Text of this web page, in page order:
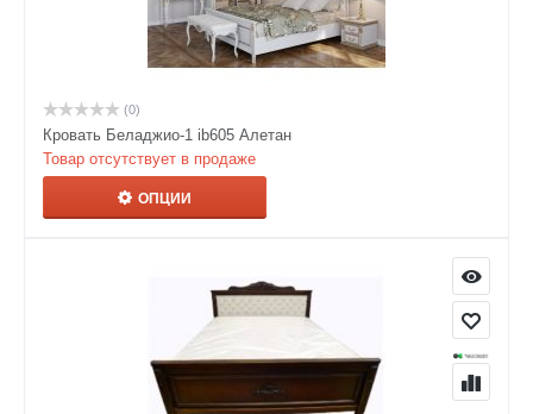
(0)
Кровать Беладжио-1 ib605 Алетан
Товар отсутствует в продаже
ОПЦИИ